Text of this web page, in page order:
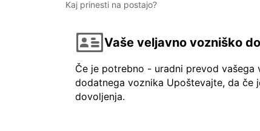
Kaj prinesti na postajo?
Vaše veljavno vozniško
Če je potrebno - uradni prevod
dodatnega voznika Upoštevajte, da če
dovoljenja.